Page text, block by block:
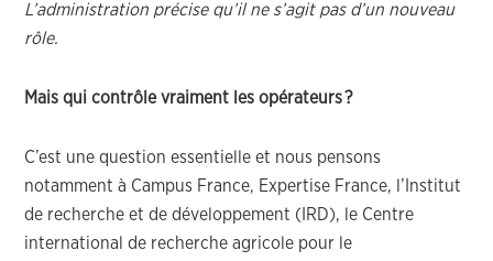
L’administration précise qu’il ne s’agit pas d’un nouveau
rôle.
Mais qui contrôle vraiment les opérateurs?
C’est une question essentielleet nous pensons
notammentà Campus France, Expertise France, l’ Institut
de recherche et de développement (IRD), le Centre
international de recherche agricole pour le